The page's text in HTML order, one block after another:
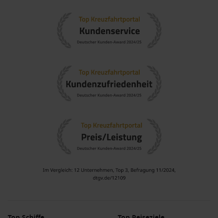
: Eine Gruppe von Inseln mit
einzigartigen Kulturen und atemberaubenden
Adriaküste und historischen Städte, die zu den schönsten
zählen.
Catania besuchen
: AIDA hat eine Flotte von 11 Schiffen,
von denen 1 Catania ansteuert:AIDAblu
umfangreiche Freizeitmöglichkeiten; häufige Abfahrten
erfolgen von Korfu oderLas Palmas